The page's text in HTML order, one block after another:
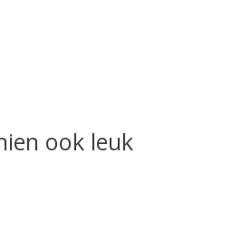
ook leuk